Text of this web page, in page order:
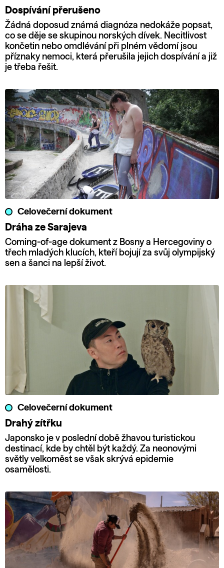
Dospívání přerušeno
Žádná doposud známá diagnóza nedokáže popsat,
co se děje se skupinou norských dívek. Necitlivost
končetin nebo omdlévání při plném vědomí jsou
příznaky nemoci, která přerušila jejich dospívání a již
je třeba řešit.
Celovečerní dokument
Dráha ze Sarajeva
Coming-of-age dokument z Bosny a Hercegoviny o
třech mladých klucích, kteří bojují za svůj olympijský
sen a šanci na lepší život.
Celovečerní dokument
Drahý zítřku
Japonsko je v poslední době žhavou turistickou
destinací, kde by chtěl být každý. Za neonovými
světly velkoměst se však skrývá epidemie
osamělosti.